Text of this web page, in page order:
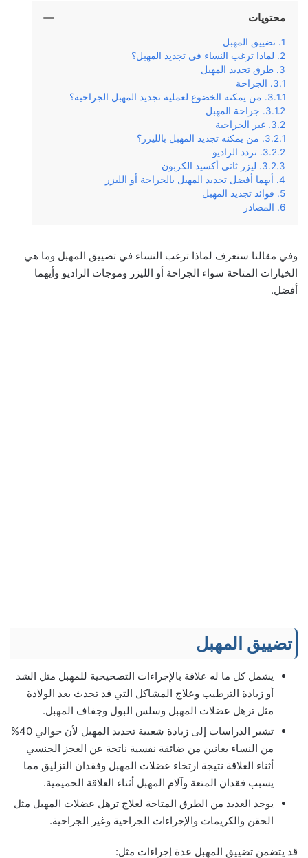
محتويات
تضييق المهبل
لماذا ترغب النساء في تجديد المهبل؟
طرق تجديد المهبل
الجراحة
من يمكنه الخضوع لعملية تجديد المهبل الجراحية؟
جراحة المهبل
غير الجراحية
من يمكنه تجديد المهبل بالليزر؟
تردد الراديو
ليزر ثاني أكسيد الكربون
أيهما أفضل تجديد المهبل بالجراحة أو الليزر
فوائد تجديد المهبل
المصادر
وفي مقالنا سنعرف لماذا ترغب النساء في تضييق المهبل وما هي
الخيارات المتاحة سواء الجراحة أو الليزر وموجات الراديو وأيهما
أفضل.
تضييق المهبل
يشمل كل ما له علاقة بالإجراءات التصحيحية للمهبل مثل الشد
أو زيادة الترطيب وعلاج المشاكل التي قد تحدث بعد الولادة
مثل ترهل عضلات المهبل وسلس البول وجفاف المهبل.
تشير الدراسات إلى زيادة شعبية تجديد المهبل لأن حوالي 40%
من النساء يعانين من ضائقة نفسية ناتجة عن العجز الجنسي
أثناء العلاقة نتيجة ارتخاء عضلات المهبل وفقدان التزليق مما
يسبب فقدان المتعة وآلام المهبل أثناء العلاقة الحميمية.
يوجد العديد من الطرق المتاحة لعلاج ترهل عضلات المهبل مثل
الحقن والكريمات والإجراءات الجراحية وغير الجراحية.
قد يتضمن تضييق المهبل عدة إجراءات مثل: